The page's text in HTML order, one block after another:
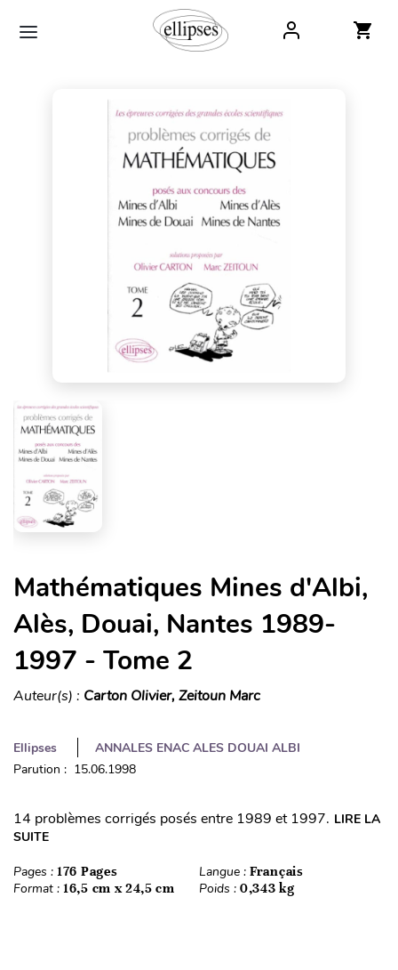
Mathématiques Mines d'Albi,
Alès, Douai, Nantes 1989-
1997 - Tome 2
Auteur(s) : Carton Olivier, Zeitoun Marc
Ellipses
ANNALES ENAC ALES DOUAI ALBI
Parution : 15.06.1998
14 problèmes corrigés posés entre 1989 et 1997. LIRE LA
SUITE
Pages : 176 Pages Langue : Français
Format : 16,5 cm x 24,5 cm Poids : 0,343 kg